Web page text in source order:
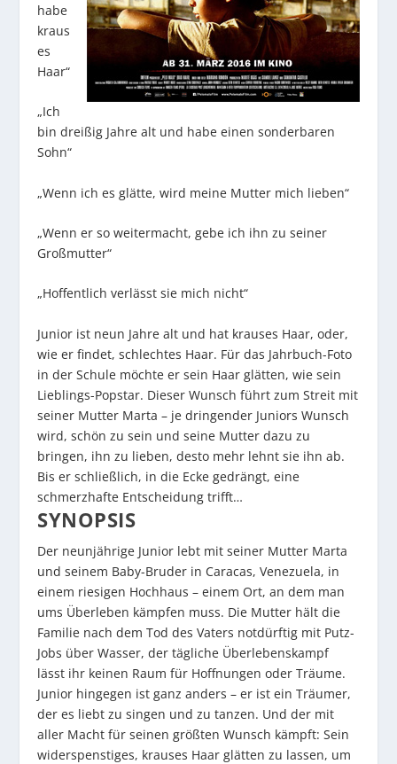
habe
kraus
es
Haar“
„Ich
bin dreißig Jahre alt und habe einen sonderbaren
Sohn“
„Wenn ich es glätte, wird meine Mutter mich lieben“
„Wenn er so weitermacht, gebe ich ihn zu seiner
Großmutter“
„Hoffentlich verlässt sie mich nicht“
Junior ist neun Jahre alt und hat krauses Haar, oder,
wie er findet, schlechtes Haar. Für das Jahrbuch-Foto
in der Schule möchte er sein Haar glätten, wie sein
Lieblings-Popstar. Dieser Wunsch führt zum Streit mit
seiner Mutter Marta – je dringender Juniors Wunsch
wird, schön zu sein und seine Mutter dazu zu
bringen, ihn zu lieben, desto mehr lehnt sie ihn ab.
Bis er schließlich, in die Ecke gedrängt, eine
schmerzhafte Entscheidung trifft…
SYNOPSIS
Der neunjährige Junior lebt mit seiner Mutter Marta
und seinem Baby-Bruder in Caracas, Venezuela, in
einem riesigen Hochhaus – einem Ort, an dem man
ums Überleben kämpfen muss. Die Mutter hält die
Familie nach dem Tod des Vaters notdürftig mit Putz-
Jobs über Wasser, der tägliche Überlebenskampf
lässt ihr keinen Raum für Hoffnungen oder Träume.
Junior hingegen ist ganz anders – er ist ein Träumer,
der es liebt zu singen und zu tanzen. Und der mit
aller Macht für seinen größten Wunsch kämpft: Sein
widerspenstiges, krauses Haar glätten zu lassen, um